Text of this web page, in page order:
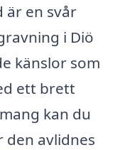
är en svår
i Diö
känslor som
ett brett
kan du
den avlidnes